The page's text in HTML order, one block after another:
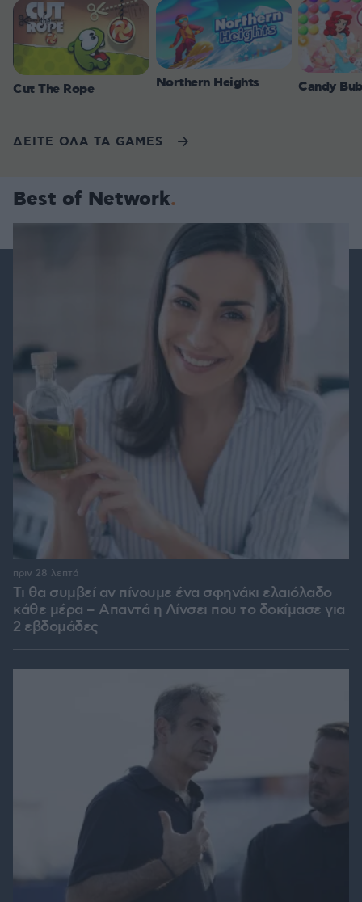
Cut The Rope Northern Heights Candy
ΔΕΙΤΕ ΟΛΑ ΤΑ GAMES
Best of Network
Τι θα συμβεί αν πίνουμε ένα σφηνάκι ελαιόλαδο
κάθε μέρα – Απαντά η Λίνσει που το δοκίμασε για
2 εβδομάδες
πριν 28 λεπτά